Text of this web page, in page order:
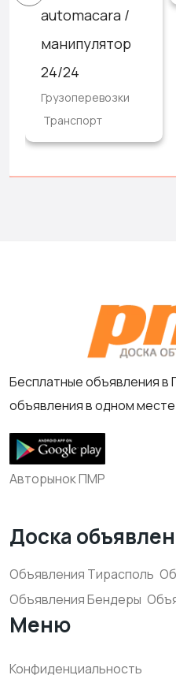
automacara /
манипулятор
24/24
Грузоперевозки
Транспорт
Бесплатные объявления
объявления в одном
Авторынок ПМР
Доска
Объявления Тирасполь
Объявления Бендеры
Меню
Конфиденциальность